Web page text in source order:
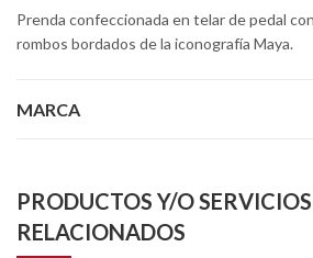
Prenda confeccionada en telar de pedal
rombos bordados de la iconografía Maya.
MARCA
PRODUCTOS Y/O SERVICIOS
RELACIONADOS